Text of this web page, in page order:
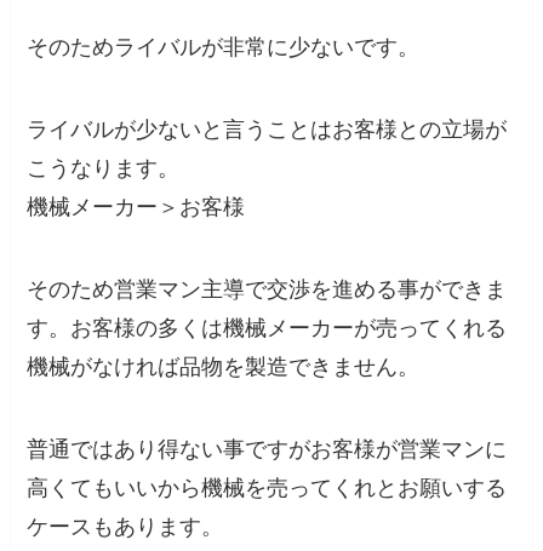
そのためライバルが非常に少ないです。
ライバルが少ないと言うことはお客様との立場が
こうなります。
機械メーカー＞お客様
そのため営業マン主導で交渉を進める事ができま
す。お客様の多くは機械メーカーが売ってくれる
機械がなければ品物を製造できません。
普通ではあり得ない事ですがお客様が営業マンに
高くてもいいから機械を売ってくれとお願いする
ケースもあります。